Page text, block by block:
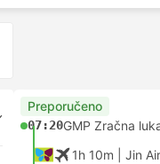
Preporučeno
07:20GMP Zračna
1h 10m | Jin Air